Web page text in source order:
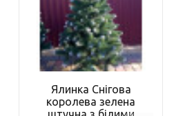
Ялинка Снігова
королева зелена